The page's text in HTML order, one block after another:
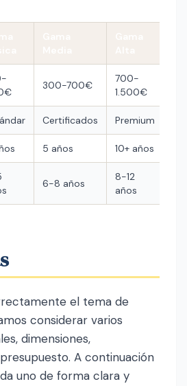
300-700€
700-
1.500€
Certificados Premium
5 años 10+ años
6-8 años
8-12
años
el tema de
considerar varios
dimensiones,
A continuación
uno de forma clara y